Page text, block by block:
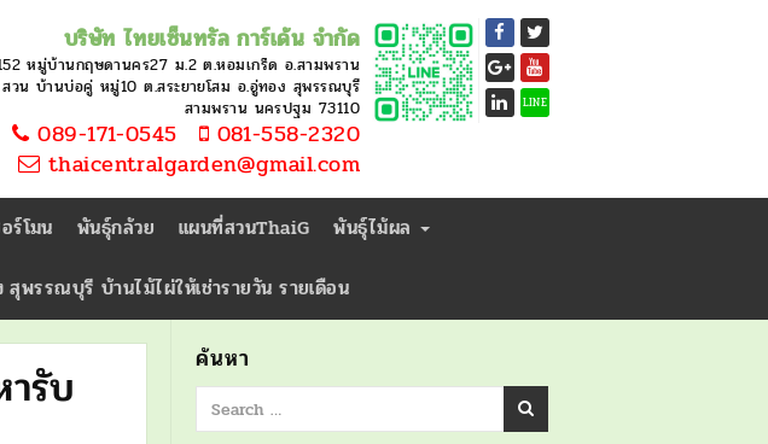
บริษัท ไทยเซ็นทรัล การ์เด้น จำกัด
หมู่บ้านกฤษดานคร27 ม.2 ต.หอมเกร็ด อ.สามพราน
วน บ้านบ่อคู่ หมู่10 ต.สระยายโสม อ.อู่ทอง สุพรรณบุรี
สามพราน นครปฐม 73110
089-171-0545
081-558-2320
thaicentralgarden@gmail.com
LINE
ร์โมน พันธุ์กล้วย แผนที่สวนThaiG
พันธุ์ไม้ผล
พรรณบุรี บ้านไม้ไผ่ให้เช่ารายวัน รายเดือน
รับ ค้นหา